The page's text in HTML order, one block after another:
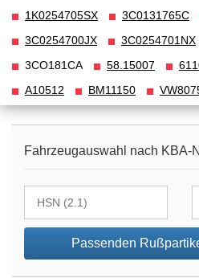
1K0254705SX
3C0131765C
3C0254700JX
3C0254701NX
3CO181CA
58.15007
A10512
BM11150
Fahrzeugauswahl nach KBA-
Passenden